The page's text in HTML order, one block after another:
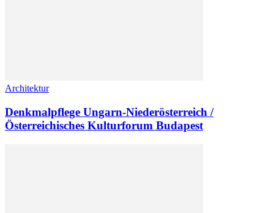
Architektur
Denkmalpflege Ungarn-Niederösterreich /
Österreichisches Kulturforum Budapest